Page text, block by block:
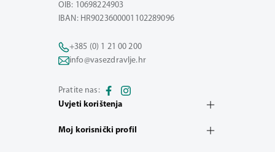
OIB: 10698224903
IBAN: HR9023600001102289096
+385 (0) 1 21 00 200
info@vasezdravlje.hr
Pratite nas:
Uvjeti korištenja
Moj korisnički profil